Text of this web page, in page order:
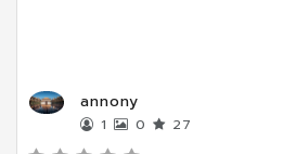
annony
1 0 27